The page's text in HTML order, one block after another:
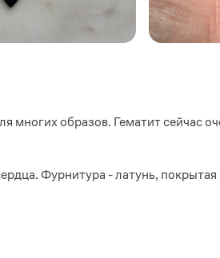
многих образов. Гематит сейчас
Фурнитура - латунь,